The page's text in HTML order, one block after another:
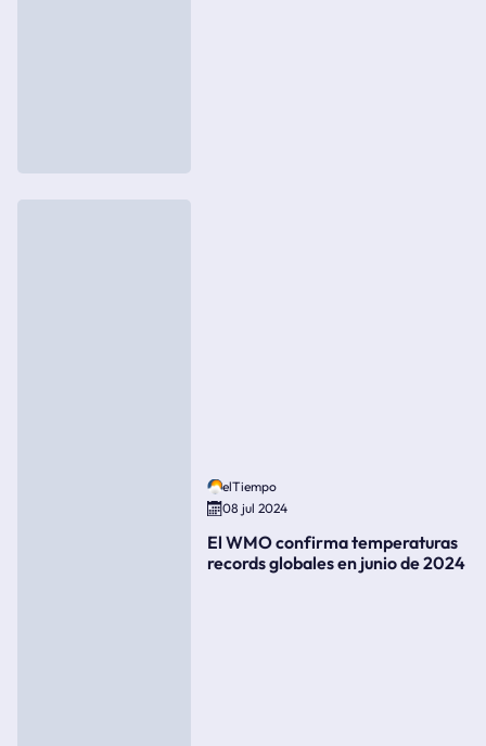
elTiempo
08 jul 2024
El WMO confirma temperaturas
records globales en junio de 2024